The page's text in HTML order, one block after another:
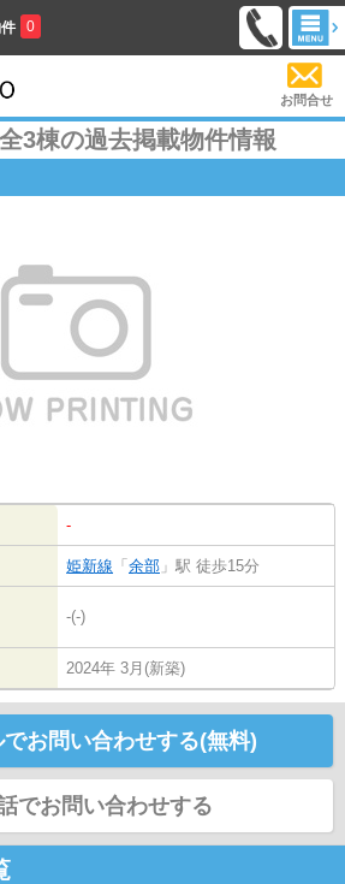
0
お問合せ
3棟の過去掲載物件情報
-
姫新線 「 余部 」駅 徒歩15分
-(-)
2024年 3月(新築)
でお問い合わせする(無料)
でお問い合わせする